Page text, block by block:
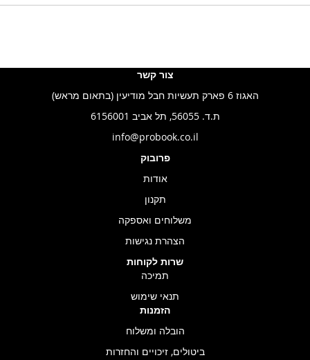
צור קשר
האגוז 6 פארק תעשיות חבל מודיעין (בתאום מראש)
ת.ד. 56055, תל אביב 6156001
info@probook.co.il
פרובוק
אודות
תקנון
משלוחים ואספקה
הצהרת נגישות
שרות לקוחות
תמיכה
תנאי שימוש
הזמנות
הובלה ומשלוח
ביטולים, זיכויים והחזרות